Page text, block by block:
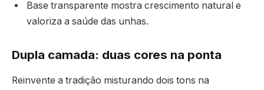
Base transparente mostra crescimento natural e
valoriza a saúde das unhas.
Dupla camada: duas cores na ponta
Reinvente a tradição misturando dois tons na